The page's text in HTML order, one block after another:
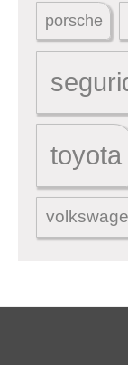
porsche
toyota